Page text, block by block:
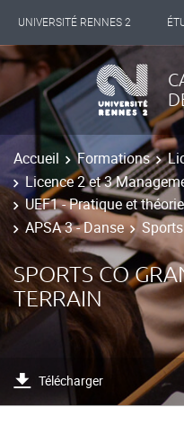
UNIVERSITÉ RENNES 2
INTERNATIONAL
LES NOUVELLES DE RENNES 2
Accueil Formations
Licence 2 et 3
UEF1 - Pratique et
APSA 3 - Danse
SPORTS CO
TERRAIN
Télécharger